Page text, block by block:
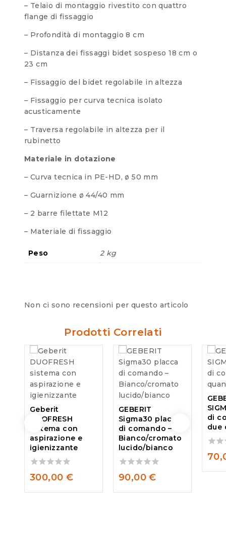
– Telaio di montaggio rivestito con quattro
flange di fissaggio
– Profondità di montaggio 8 cm
– Distanza dei fissaggi bidet sospeso 18 cm o
23 cm
– Fissaggio del bidet regolabile in altezza
– Fissaggio per curva tecnica isolato
acusticamente
– Traversa regolabile in altezza per il
rubinetto
Materiale in dotazione
– Curva tecnica in PE-HD, ø 50 mm
– Guarnizione ø 44/40 mm
– 2 barre filettate M12
– Materiale di fissaggio
Peso 2 kg
Non ci sono recensioni per questo articolo
Prodotti Correlati
Geberit
DUOFRESH
sistema con
aspirazione e
igienizzante
0
of
300,00 €
GEBERIT
Sigma30 placca
di comando –
Bianco/cromato
lucido/bianco
0
of
90,00€
di
due
0
of